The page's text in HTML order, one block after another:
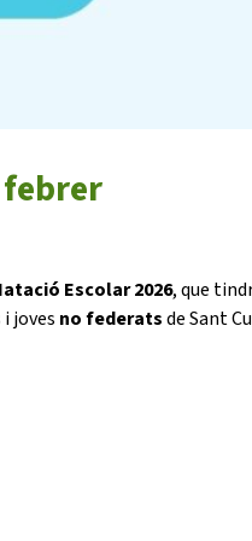
febrer
Escolar 2026, que
joves no federatsde Sant